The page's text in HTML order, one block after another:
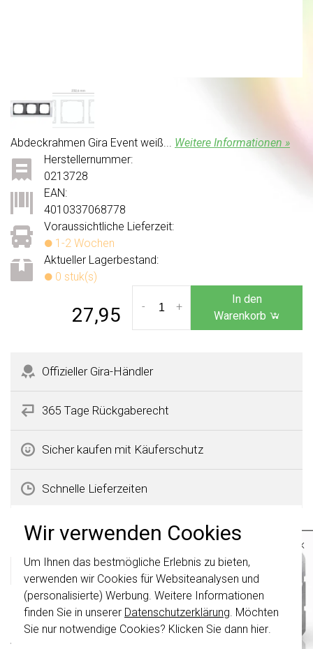
Wir verwenden Cookies
Um Ihnen das bestmögliche Erlebnis zu bieten,
verwenden wir Cookies für Websiteanalysen und
(personalisierte) Werbung. Weitere Informationen
finden Sie in unserer Datenschutzerklärung. Möchten
Sie nur notwendige Cookies? Klicken Sie dann hier.
Abdeckrahmen Gira Event weiß... Weitere Informationen »
Voraussichtliche Lieferzeit:
1-2 Wochen
Aktueller Lagerbestand:
0 stuk(s)
Herstellernummer:
0213728
EAN:
4010337068778
27,95 +
-
In den
Warenkorb
Offizieller Gira-Händler
365 Tage Rückgaberecht
Sicher kaufen mit Käuferschutz
Schnelle Lieferzeiten
Produktbeschreibung
Gira 0213728 Datenblatt
Technische Spezifikationen
Spezifikation
×
Wichtig: Gira Schalter und
Schalterwippen wurden erneuert. Sie sind
2024 kombinierbar.
Klicken Sie hier
für weitere Informationen,
damit Sie immer das Richtige bestellen.